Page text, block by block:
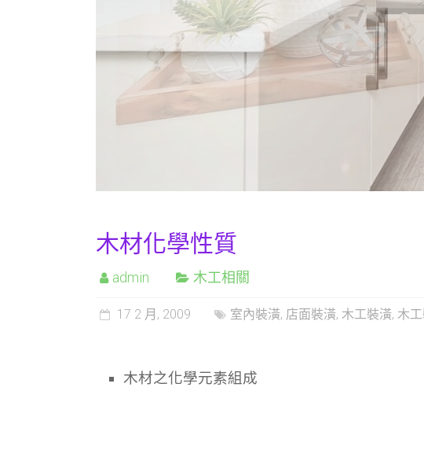
木材化學性質
admin 木工相關
17 2 月, 2009 室內裝潢, 店面裝潢, 木工裝潢, 木
木材之化學元素組成